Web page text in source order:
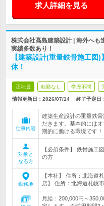
求人詳細を見る
株式会社高島建築設計 | 海外へも
実績多数あり！
【建築設計(重量鉄骨施工図
休！
正社員 転勤なし 学歴不問
情報更新日：2026/07/14 終了予定日：
仕事内容
建築生産設計の重量鉄
だきます。基本的には
期的に働ける環境です！
対象と
なる方
【必須条件】 鉄骨施工
の方
勤務地
【本社】 住所：北海道
店】 住所：北海道札幌
月給：200,000円～